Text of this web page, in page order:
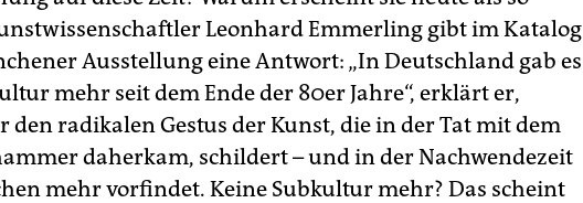
Leonhard Emmerling gibt im Katalog
Ausstellung eine Antwort: „In Deutschland gab es
mehr seit dem Ende der 80er Jahre“, erklärt er,
den radikalen Gestus der Kunst, die in der Tat mit dem
daherkam, schildert – und in der Nachwendezeit
mehr vorfindet. Keine Subkultur mehr? Das scheint